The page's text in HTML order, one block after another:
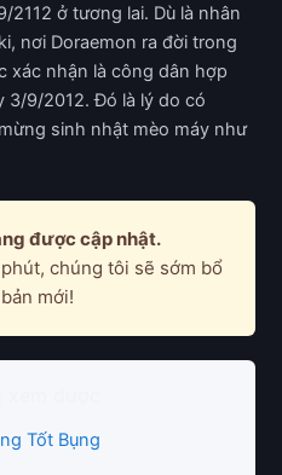
2112 ở tương lai. Dù là nhân
nơi Doraemon ra đời trong
xác nhận là công dân hợp
3/9/2012. Đó là lý do có
sinh nhật mèo máy như
được cập nhật.
chúng tôi sẽ sớm bổ
mới!
Tốt Bụng